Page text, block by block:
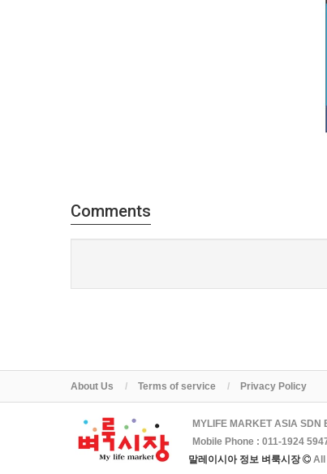
Comments
About Us Terms of service Privacy Policy
MYLIFE MARKET ASIA SDN
Mobile Phone : 011-1924
말레이시아 정보 벼룩시장
All